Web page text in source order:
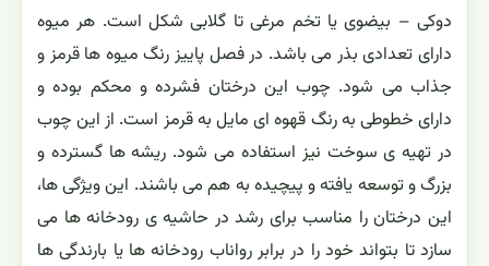
دوکی – بیضوی یا تخم مرغی تا گلابی شکل است. هر میوه
دارای تعدادی بذر می باشد. در فصل پاییز رنگ میوه ها قرمز و
جذاب می شود. چوب این درختان فشرده و محکم بوده و
دارای خطوطی به رنگ قهوه ای مایل به قرمز است. از این چوب
در تهیه ی سوخت نیز استفاده می شود. ریشه ها گسترده و
بزرگ و توسعه یافته و پیچیده به هم می باشند. این ویژگی ها،
این درختان را مناسب برای رشد در حاشیه ی رودخانه ها می
سازد تا بتواند خود را در برابر رواناب رودخانه ها یا بارندگی ها